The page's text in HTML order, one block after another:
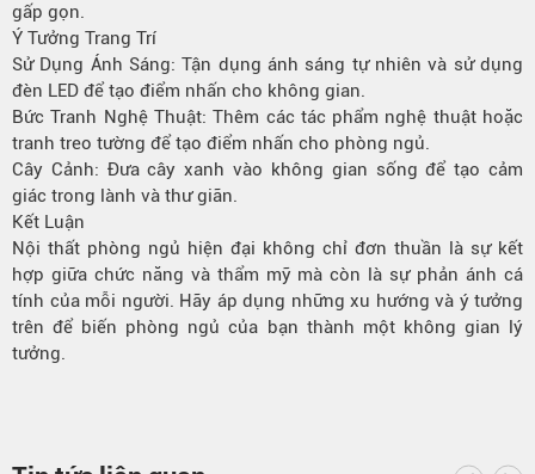
gấp gọn.
Ý Tưởng Trang Trí
Sử Dụng Ánh Sáng: Tận dụng ánh sáng tự nhiên và sử dụng
đèn LED để tạo điểm nhấn cho không gian.
Bức Tranh Nghệ Thuật: Thêm các tác phẩm nghệ thuật hoặc
tranh treo tường để tạo điểm nhấn cho phòng ngủ.
Cây Cảnh: Đưa cây xanh vào không gian sống để tạo cảm
giác trong lành và thư giãn.
Kết Luận
Nội thất phòng ngủ hiện đại không chỉ đơn thuần là sự kết
hợp giữa chức năng và thẩm mỹ mà còn là sự phản ánh cá
tính của mỗi người. Hãy áp dụng những xu hướng và ý tưởng
trên để biến phòng ngủ của bạn thành một không gian lý
tưởng.